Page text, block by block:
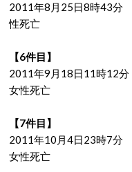
2011年8月25日8時43分
性死亡
【6件目】
2011年9月18日11時12
女性死亡
【7件目】
2011年10月4日23時7分
女性死亡